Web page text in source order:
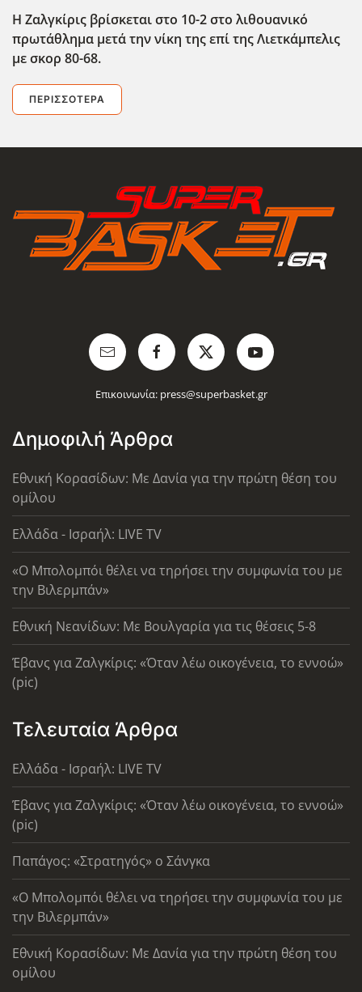
Η Ζαλγκίρις βρίσκεται στο 10-2 στο λιθουανικό
πρωτάθλημα μετά την νίκη της επί της Λιετκάμπελις
με σκορ 80-68.
ΠΕΡΙΣΣΌΤΕΡΑ
Επικοινωνία: press@superbasket.gr
Δημοφιλή Άρθρα
Εθνική Κορασίδων: Με Δανία για την πρώτη θέση του
ομίλου
Ελλάδα - Ισραήλ: LIVE TV
«Ο Μπολομπόι θέλει να τηρήσει την συμφωνία του με
την Βιλερμπάν»
Εθνική Νεανίδων: Με Βουλγαρία για τις θέσεις 5-8
Έβανς για Ζαλγκίρις: «Όταν λέω οικογένεια, το εννοώ»
(pic)
Τελευταία Άρθρα
Ελλάδα - Ισραήλ: LIVE TV
Έβανς για Ζαλγκίρις: «Όταν λέω οικογένεια, το εννοώ»
(pic)
Παπάγος: «Στρατηγός» ο Σάνγκα
«Ο Μπολομπόι θέλει να τηρήσει την συμφωνία του με
την Βιλερμπάν»
Εθνική Κορασίδων: Με Δανία για την πρώτη θέση του
ομίλου